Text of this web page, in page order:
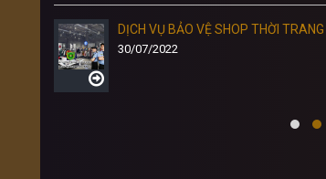
DỊCH VỤ BẢO VỆ SHOP THỜI
30/07/2022